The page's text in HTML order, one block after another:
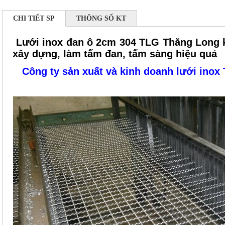
CHI TIẾT SP THÔNG SỐ KT
Lưới inox đan ô 2cm 304 TLG Thăng
xây dựng, làm tấm đan, tấm sàng hiệu quả
Công ty sản xuất và kinh doanh lưới inox